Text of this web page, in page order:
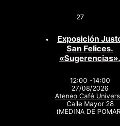
27
Exposición
San Felices.
«Sugerencias».
12:00 -14:00
27/08/2026
Ateneo Café
Calle Mayor 28
(MEDINA DE